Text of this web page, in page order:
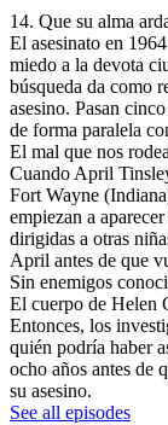
14. Que su alma
El asesinato en
miedo a la devota
búsqueda da como
asesino. Pasan
de forma paralela
El mal que nos rodea
Cuando April
Fort Wayne
empiezan a
dirigidas a otras
April antes de que
Sin enemigos
El cuerpo de Helen
Entonces, los
quién podría haber
ocho años antes de
su asesino.
See all episodes